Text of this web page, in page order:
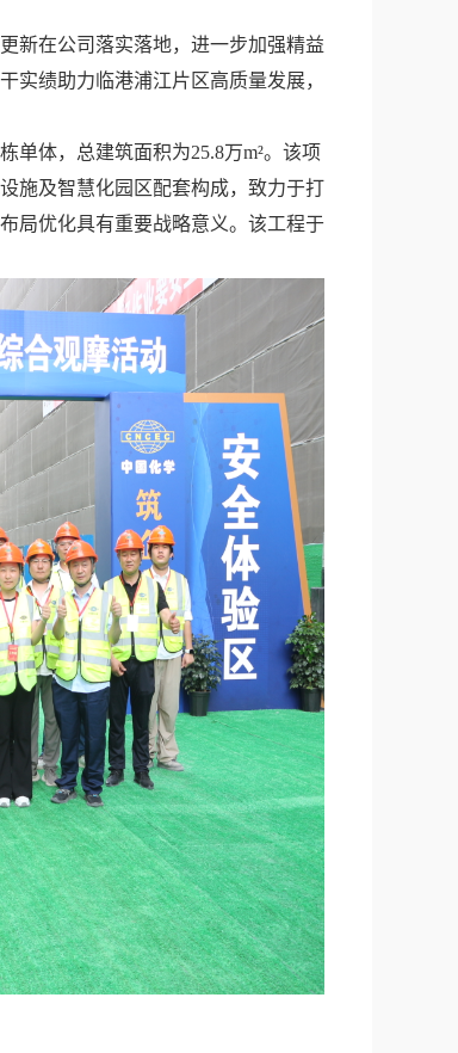
在公司落实落地，进一步加强精益
实绩助力临港浦江片区高质量发展，
体，总建筑面积为25.8万m²。该项
施及智慧化园区配套构成，致力于打
局优化具有重要战略意义。该工程于